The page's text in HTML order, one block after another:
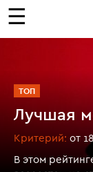
☰
ТОП
Лучшая
Критерий: от
В этом